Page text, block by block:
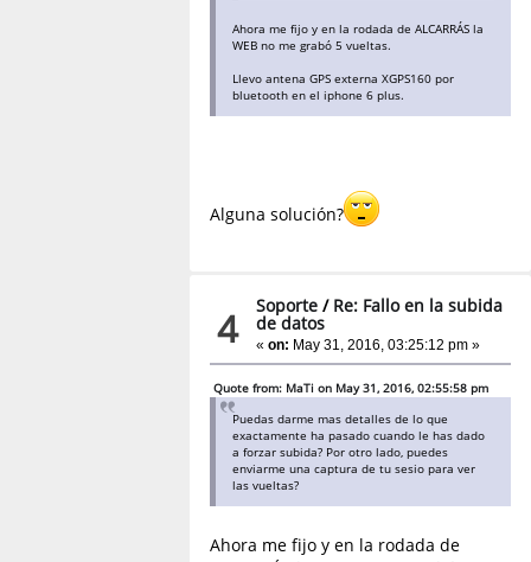
Ahora me fijo y en la rodada de ALCARRÁS la
WEB no me grabó 5 vueltas.
Llevo antena GPS externa XGPS160 por
bluetooth en el iphone 6 plus.
Alguna solución?
4 Soporte / Re: Fallo en la subida
de datos
«on: May 31, 2016, 03:25:12 pm »
Quote from: MaTi on May 31, 2016, 02:55:58 pm
Puedas darme mas detalles de lo que
exactamente ha pasado cuando le has dado
a forzar subida? Por otro lado, puedes
enviarme una captura de tu sesio para ver
las vueltas?
Ahora me fijo y en la rodada de